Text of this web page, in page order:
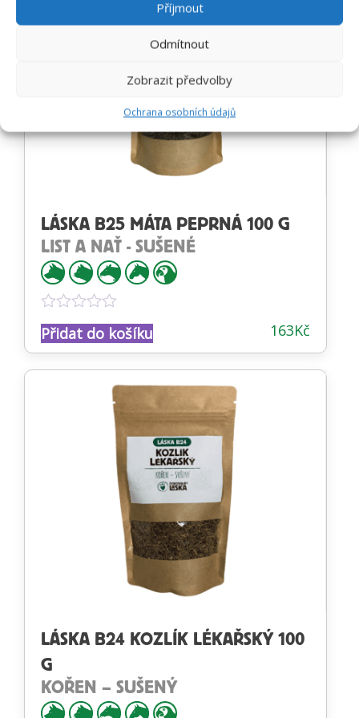
Příjmout
Odmítnout
Zobrazit předvolby
Ochrana osobních údajů
LÁSKA B25 MÁTA PEPRNÁ 100 G
LIST A NAŤ - SUŠENÉ
Hodnocení
0
z
163Kč
Přidat do košíku
LÁSKA B24 KOZLÍK LÉKAŘSKÝ 100
G
KOŘEN – SUŠENÝ